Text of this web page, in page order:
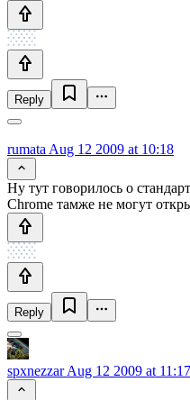
Reply
rumata Aug 12 2009 at 10:18
Ну тут говорилось о
Chrome тамже не могут
Reply
spxnezzarAug 12 2009 at 11:17